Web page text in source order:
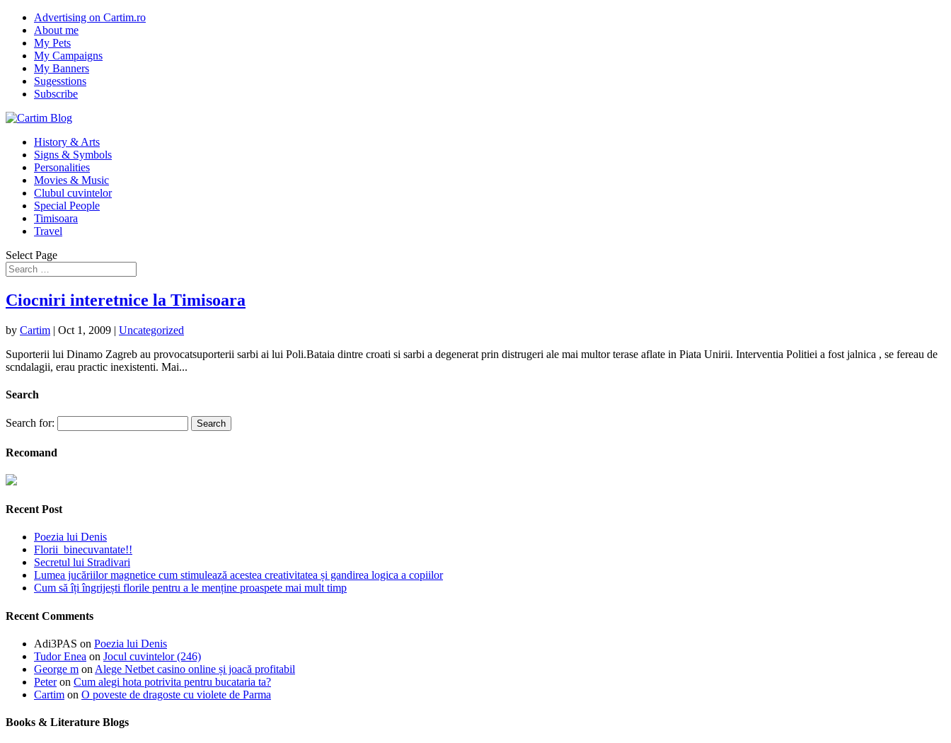
Advertising on Cartim.ro
About me
My Pets
My Campaigns
My Banners
Sugesstions
Subscribe
History & Arts
Signs & Symbols
Personalities
Movies & Music
Clubul cuvintelor
Special People
Timisoara
Travel
Select Page
Ciocniri interetnice la Timisoara
by Cartim | Oct 1, 2009 | Uncategorized
Suporterii lui Dinamo Zagreb au provocatsuporterii sarbi ai lui Poli.Bataia dintre croati si sarbi a degenerat prin distrugeri ale mai multor terase aflate in Piata Unirii. Interventia Politiei a fost jalnica , se fereau de
scndalagii, erau practic inexistenti. Mai...
Search
Search for:
Recomand
Recent Post
Poezia lui Denis
Florii binecuvantate!!
Secretul lui Stradivari
Lumea jucăriilor magnetice cum stimulează acestea creativitatea și gandirea logica a copiilor
Cum să îți îngrijești florile pentru a le menține proaspete mai mult timp
Recent Comments
Adi3PAS on Poezia lui Denis
Tudor Enea on Jocul cuvintelor (246)
George m on Alege Netbet casino online și joacă profitabil
Peteron Cum alegi hota potrivita pentru bucataria ta?
Cartim on O poveste de dragoste cu violete de Parma
Books & Literature Blogs